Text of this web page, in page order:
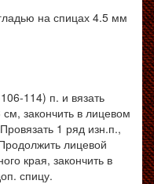
на спицах 4.5 мм
114) п. и вязать
закончить в лицевом
1 ряд изн.п.,
лицевой
края, закончить в
спицу.